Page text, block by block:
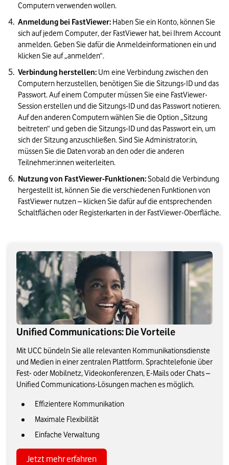
Computern verwenden wollen.
Anmeldung bei FastViewer: Haben Sie ein Konto, können Sie
sich auf jedem Computer, der FastViewer hat, bei Ihrem Account
anmelden. Geben Sie dafür die Anmeldeinformationen ein und
klicken Sie auf „anmelden“.
Verbindung herstellen: Um eine Verbindung zwischen den
Computern herzustellen, benötigen Sie die Sitzungs-ID und das
Passwort. Auf einem Computer müssen Sie eine FastViewer-
Session erstellen und die Sitzungs-ID und das Passwort notieren.
Auf den anderen Computern wählen Sie die Option „Sitzung
beitreten“ und geben die Sitzungs-ID und das Passwort ein, um
sich der Sitzung anzuschließen. Sind Sie Administrator:in,
müssen Sie die Daten vorab an den oder die anderen
Teilnehmer:innen weiterleiten.
Nutzung von FastViewer-Funktionen: Sobald die Verbindung
hergestellt ist, können Sie die verschiedenen Funktionen von
FastViewer nutzen – klicken Sie dafür auf die entsprechenden
Schaltflächen oder Registerkarten in der FastViewer-Oberfläche.
Unified Communications: Die Vorteile
Mit UCC bündeln Sie alle relevanten Kommunikationsdienste
und Medien in einer zentralen Plattform. Sprachtelefonie über
Fest- oder Mobilnetz, Videokonferenzen, E-Mails oder Chats –
Unified Communications-Lösungen machen es möglich.
Effizientere Kommunikation
Maximale Flexibilität
Einfache Verwaltung
Jetzt mehr erfahren